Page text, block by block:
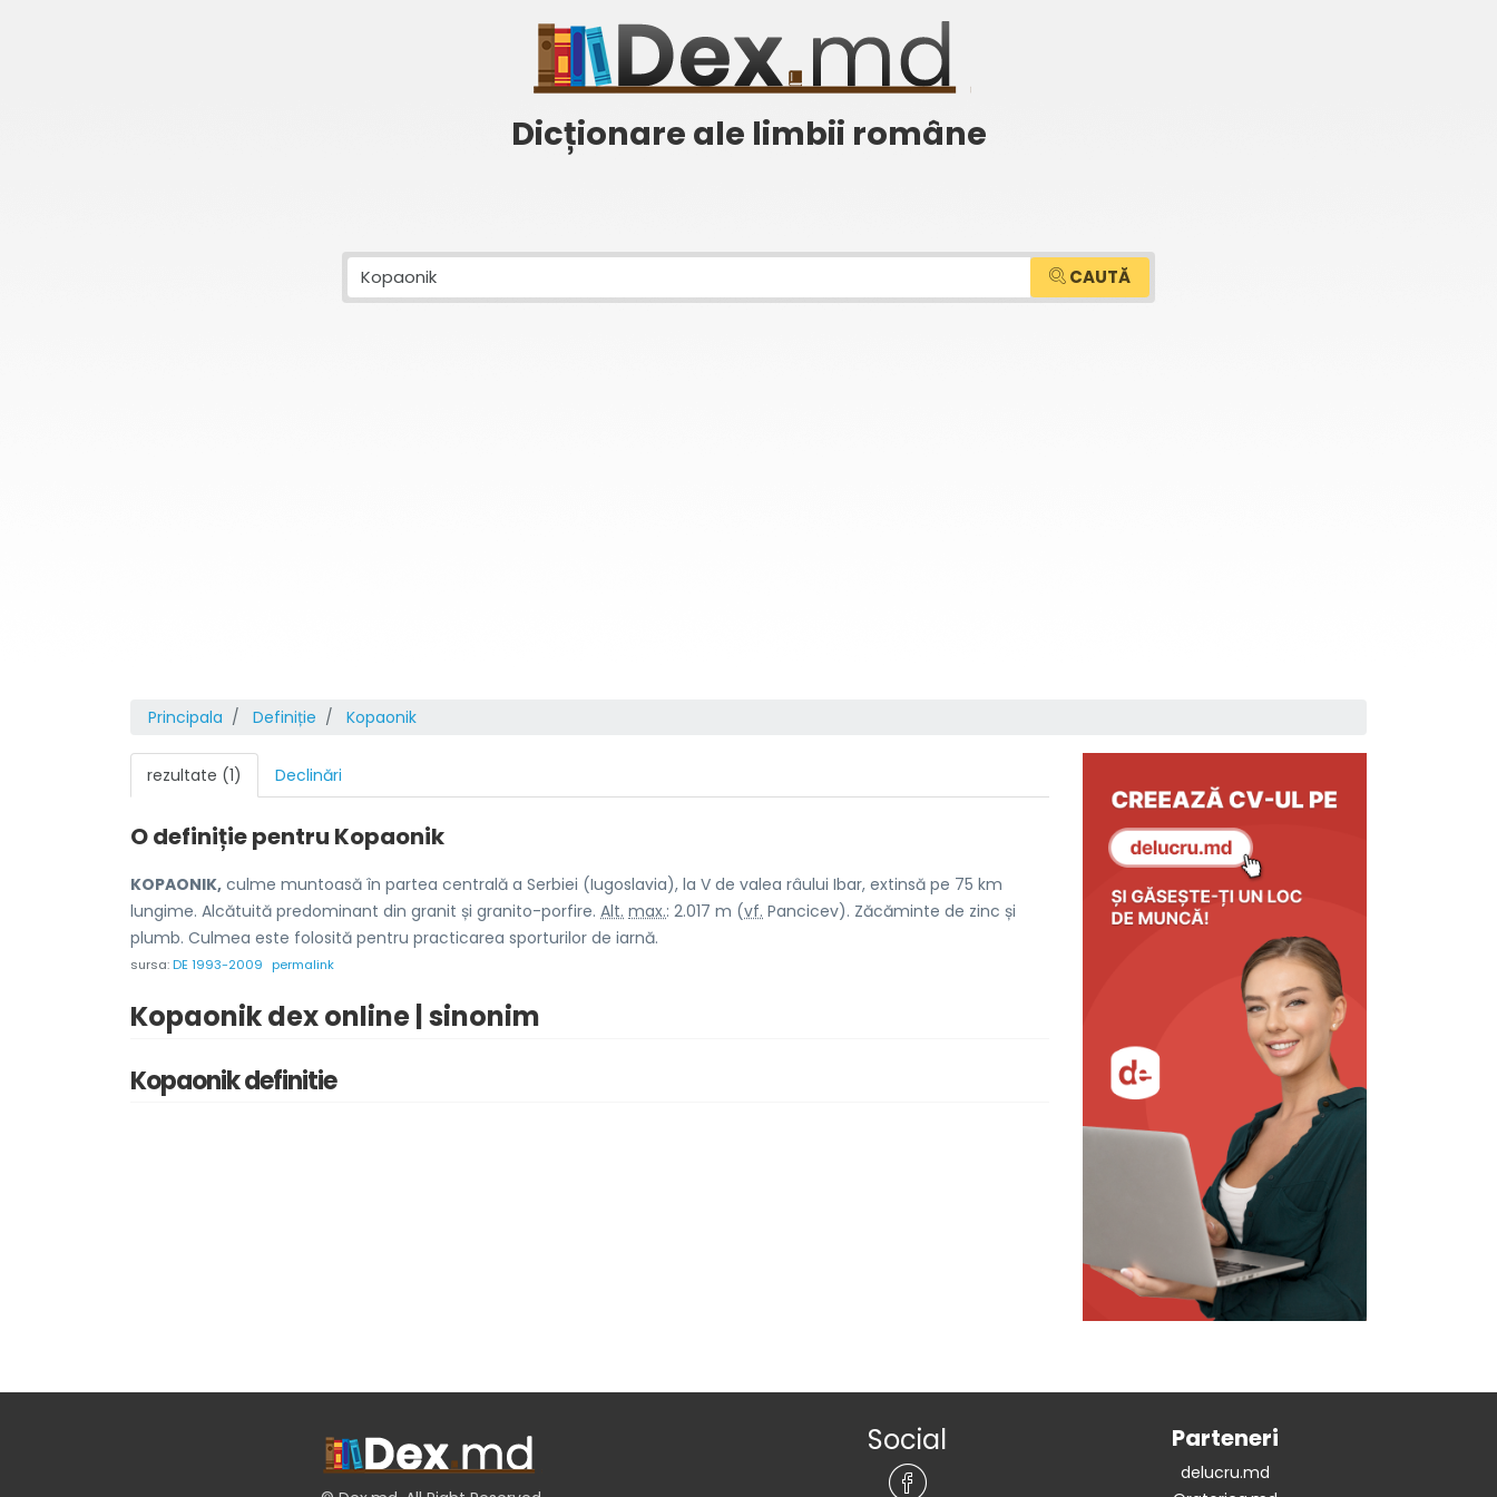
Dicționare ale limbii române
CAUTĂ
Principala Definiție Kopaonik
rezultate (1) Declinări
O definiție pentru Kopaonik
KOPAONIK, culme muntoasă în partea centrală a Serbiei (Iugoslavia), la V de valea râului Ibar, extinsă pe 75 km
lungime. Alcătuită predominant din granit și granito-porfire. Alt. max.: 2.017 m (vf. Pancicev). Zăcăminte de zinc și
plumb. Culmea este folosită pentru practicarea sporturilor de iarnă.
sursa:DE 1993-2009 permalink
Kopaonik dex online | sinonim
Kopaonik definitie
Social Parteneri
delucru.md